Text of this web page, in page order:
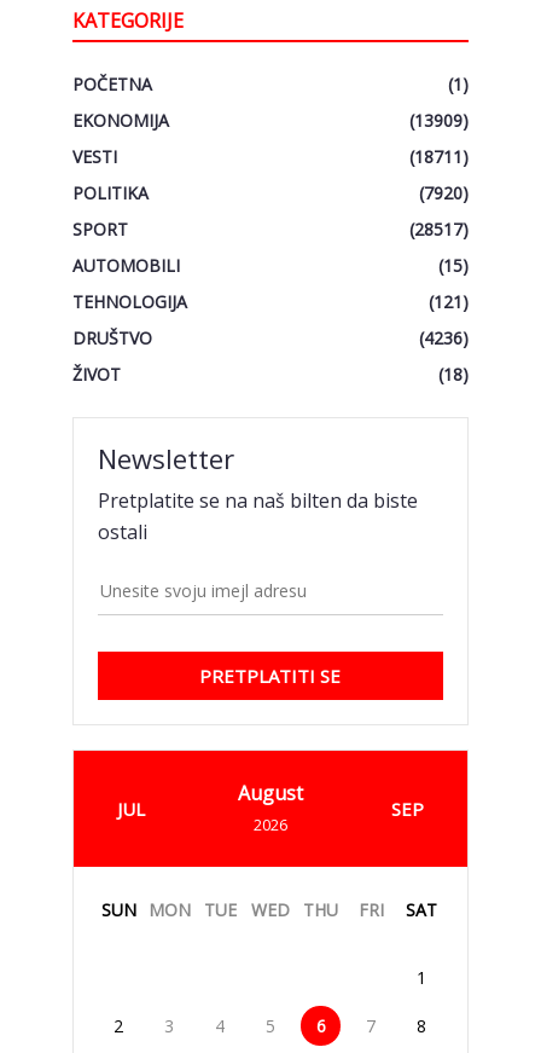
KATEGORIJE
POČETNA
(1)
EKONOMIJA
(13909)
VESTI
(18711)
POLITIKA
(7920)
SPORT
(28517)
AUTOMOBILI
(15)
TEHNOLOGIJA
(121)
DRUŠTVO
(4236)
ŽIVOT
(18)
Newsletter
Pretplatite se na naš bilten da biste
ostali
PRETPLATITI SE
JUL
August
2026
SEP
SUN MON TUE WED THU FRI SAT
1
2 3 4 5 6 7 8